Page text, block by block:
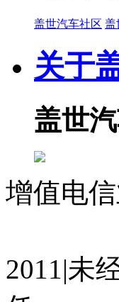
盖世汽车社区 盖
关于
盖世
增值电
2011|未